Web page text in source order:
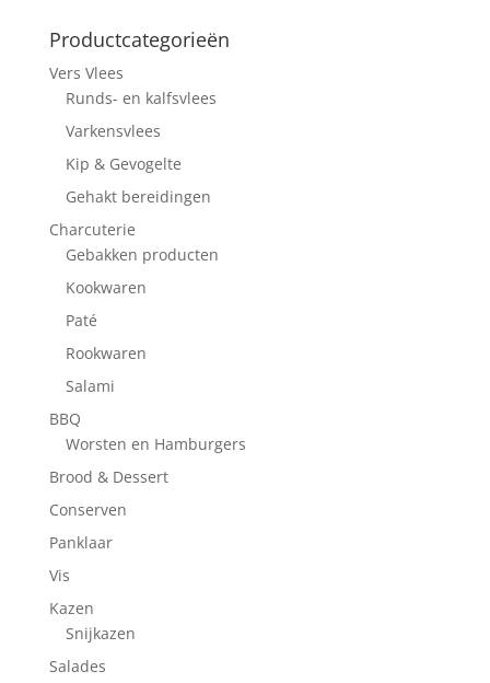
Productcategorieën
Vers Vlees
Runds- en kalfsvlees
Varkensvlees
Kip & Gevogelte
Gehakt bereidingen
Charcuterie
Gebakken producten
Kookwaren
Paté
Rookwaren
Salami
BBQ
Worsten en Hamburgers
Brood & Dessert
Conserven
Panklaar
Vis
Kazen
Snijkazen
Salades